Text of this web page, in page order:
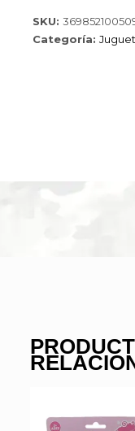
SKU:
Categoría: